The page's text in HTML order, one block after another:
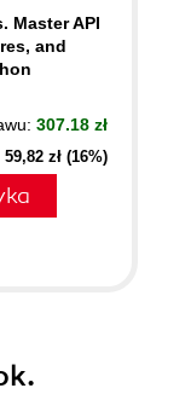
Master API
and
307.18 zł
zł (16%)